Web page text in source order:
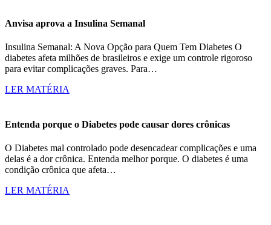
Anvisa aprova a Insulina Semanal
Insulina Semanal: A Nova Opção para Quem Tem Diabetes O
diabetes afeta milhões de brasileiros e exige um controle rigoroso
para evitar complicações graves. Para…
LER MATÉRIA
Entenda porque o Diabetes pode causar dores crônicas
O Diabetes mal controlado pode desencadear complicações e uma
delas é a dor crônica. Entenda melhor porque. O diabetes é uma
condição crônica que afeta…
LER MATÉRIA